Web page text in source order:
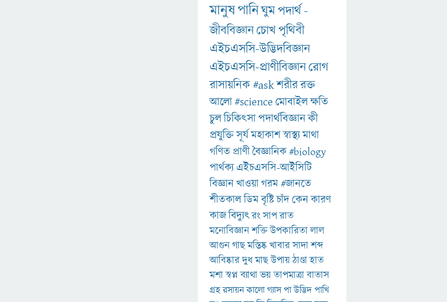
মানুষপানিঘুমপদার্থ-
জীববিজ্ঞানচোখপৃথিবী
এইচএসসি-উদ্ভিদবিজ্ঞান
এইচএসসি-প্রাণীবিজ্ঞানরোগ
রাসায়নিক#askশরীররক্ত
আলো#scienceমোবাইলক্ষতি
চুলচিকিৎসাপদার্থবিজ্ঞানকী
প্রযুক্তিসূর্যমহাকাশস্বাস্থ্যমাথা
গণিত প্রাণীবৈজ্ঞানিক#biology
পার্থক্য এইচএসসি-আইসিটি
বিজ্ঞানখাওয়াগরম#জানতে
শীতকালডিমবৃষ্টিচাঁদকেনকারণ
কাজবিদ্যুৎরংসাপরাত
মনোবিজ্ঞানশক্তিউপকারিতালাল
আগুনগাছমস্তিষ্কখাবারসাদাশব্দ
আবিষ্কারদুধমাছউপায়ঠাণ্ডাহাত
মশাস্বপ্নব্যাথাভয়তাপমাত্রাবাতাস
গ্রহরসায়নকালোগ্যাসপাউদ্ভিদপাখি